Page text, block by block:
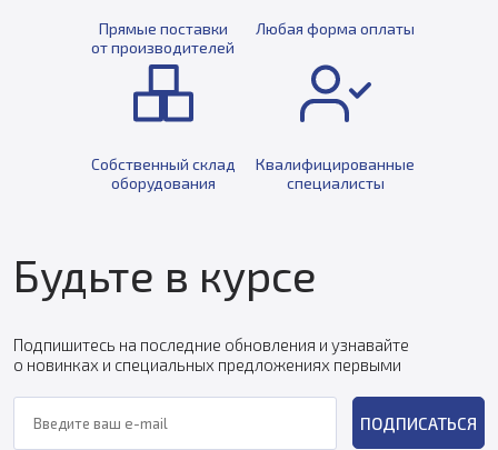
Прямые поставки
от производителей
Любая форма оплаты
Собственный склад
оборудования
Квалифицированные
специалисты
Будьте в курсе
Подпишитесь на последние обновления и узнавайте
о новинках и специальных предложениях первыми
ПОДПИСАТЬСЯ